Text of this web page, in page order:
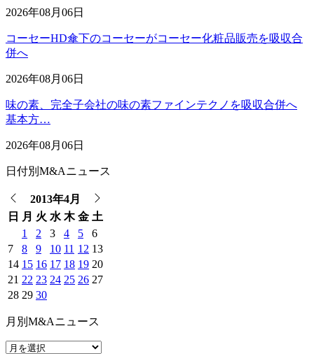
2026年08月06日
コーセーHD傘下のコーセーがコーセー化粧品販売を吸収合
併へ
2026年08月06日
味の素、完全子会社の味の素ファインテクノを吸収合併へ
基本方…
2026年08月06日
日付別M&Aニュース
2013年4月
日
月 火 水 木 金 土
1
2 3 4 5
6
7
8 9 10 11 12 13
14 15 16 17 18 19 20
21 22 23 24 25 26 27
28 29 30
月別M&Aニュース